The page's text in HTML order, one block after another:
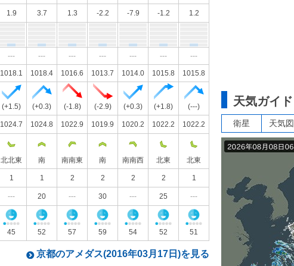
1.9 3.7 1.3 -2.2 -7.9 -1.2 1.2
--- --- --- --- --- --- ---
1018.1 1018.4 1016.6 1013.7 1014.0 1015.8 1015.8
(+1.5) (+0.3) (-1.8) (-2.9) (+0.3) (+1.8) (---)
1024.7 1024.8 1022.9 1019.9 1020.2 1022.2 1022.2
北北東 南 南南東 南 南南西 北東 北東
1 1 2 2 2 2 1
--- 20 --- 30 --- 25 ---
45 52 57 59 54 52 51
京都のアメダス(2016年03月17日)を見る
天気ガイド
衛星 天気図